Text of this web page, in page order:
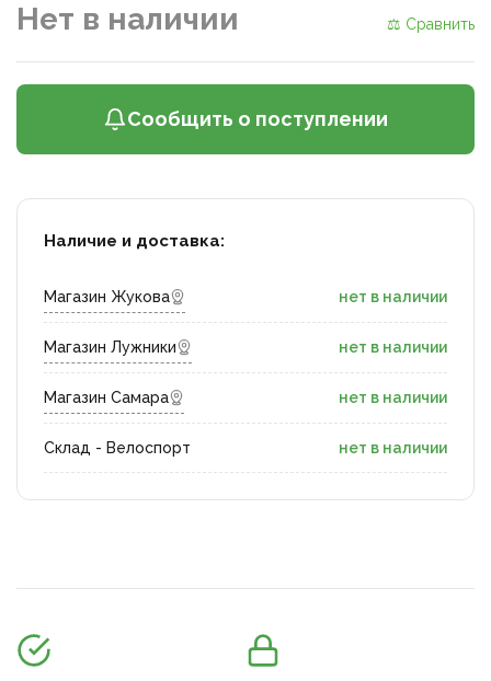
Нет в наличии ⚖ Сравнить
Сообщить о поступлении
Наличие и доставка:
Магазин Жукова нет в наличии
Магазин Лужники нет в наличии
Магазин Самара нет в наличии
Склад - Велоспорт нет в наличии